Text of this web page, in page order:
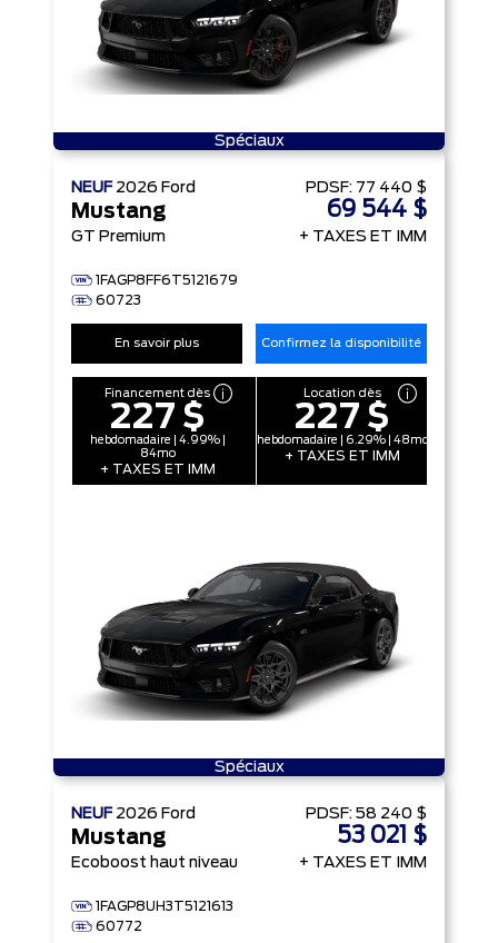
Spéciaux
NEUF 2026 Ford
Mustang
GT Premium
1FAGP8FF6T5121679
60723
PDSF: 77 440 $
69 544 $
+ TAXES ET IMM
En savoir plus Confirmez la disponibilité
Financement dès
227 $
hebdomadaire | 4.99% |
84mo
+ TAXES ET IMM
Location dès
227 $
hebdomadaire | 6.29% | 48mo
+ TAXES ET IMM
Spéciaux
NEUF 2026 Ford
Mustang
Ecoboost haut niveau
1FAGP8UH3T5121613
60772
PDSF: 58 240 $
53 021 $
+ TAXES ET IMM